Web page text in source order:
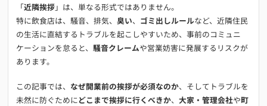
「近隣挨拶」は、単なる形式ではありません。
特に飲食店は、騒音、排気、 臭い、 ゴミ出しルールなど、近隣住民
の生活に直結するトラブルを起こしやすいため、事前のコミュニ
ケーションを怠ると、 騒音クレームや営業妨害に発展するリスクが
あります。
この記事では、 なぜ開業前の挨拶が必須なのか、そしてトラブルを
未然に防ぐためにどこまで挨拶に行くべきか、 大家・管理会社や町